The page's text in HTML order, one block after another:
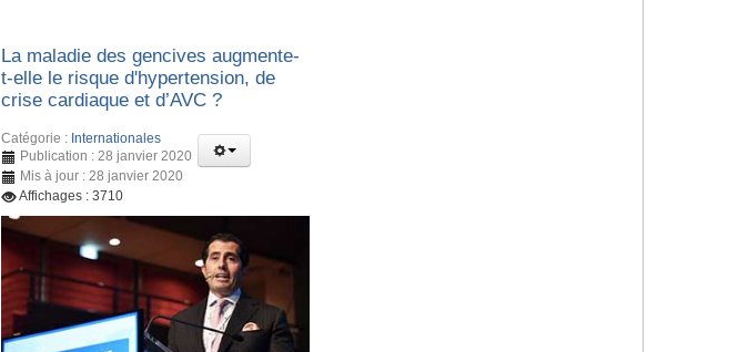
La maladie des gencives augmente-
t-elle le risque d'hypertension, de
crise cardiaque et d’AVC ?
Catégorie : Internationales
Publication : 28 janvier 2020
Mis à jour : 28 janvier 2020
Affichages : 3710